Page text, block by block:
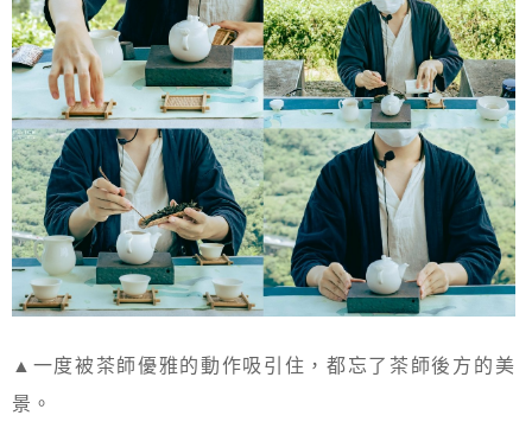
▲一度被茶師優雅的動作吸引住，都忘了茶師後方的美
景。